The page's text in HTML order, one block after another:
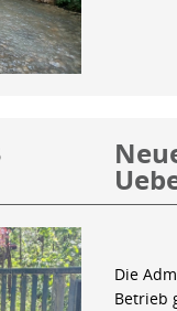
Die
Betrieb